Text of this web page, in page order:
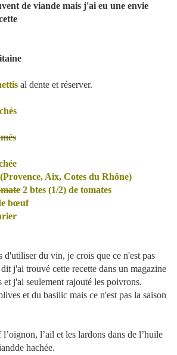
de viande mais j'ai eu une envie
al dente et réserver.
Aix, Cotes du Rhône)
2 btes (1/2) de tomates
bœuf
d'utiliser du vin, je crois que ce n'est pas
j'ai trouvé cette recette dans un magazine
et j'ai seulement rajouté les poivrons.
et du basilic mais ce n'est pas la saison
l’ail et les lardons dans de l’huile
hachée.